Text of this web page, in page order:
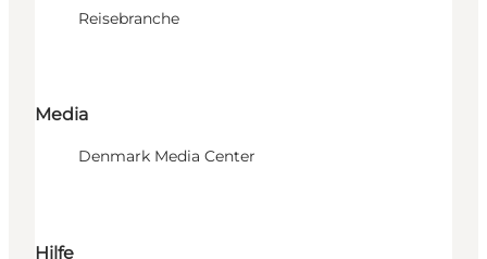
Reisebranche
Media
Denmark Media Center
Hilfe